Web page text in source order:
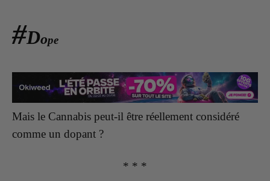
#Dope
Mais le Cannabis peut-il être réellement considéré
comme un dopant ?
* * *